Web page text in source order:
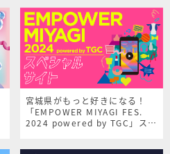
宮城県がもっと好きになる！
「EMPOWER MIYAGI FES.
2024 powered by TGC」スペ